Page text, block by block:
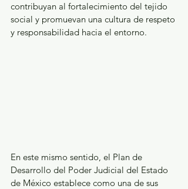
contribuyan al fortalecimiento del tejido
social y promuevan una cultura de respeto
y responsabilidad hacia el entorno.
En este mismo sentido, el Plan de
Desarrollo del Poder Judicial del Estado
de México establece como una de sus